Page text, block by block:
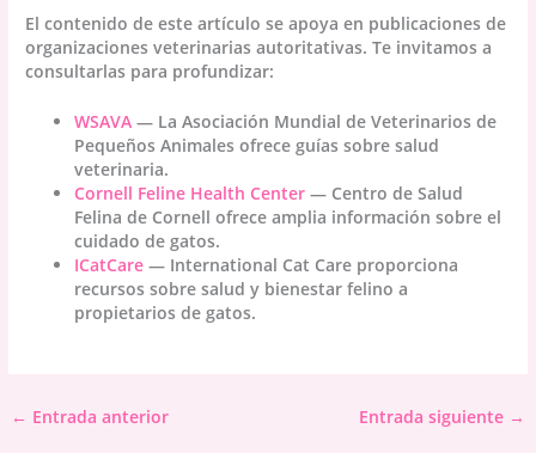
El contenido de este artículo se apoya en publicaciones de
organizaciones veterinarias autoritativas. Te invitamos a
consultarlas para profundizar:
WSAVA — La Asociación Mundial de Veterinarios de
Pequeños Animales ofrece guías sobre salud
veterinaria.
Cornell Feline Health Center — Centro de Salud
Felina de Cornell ofrece amplia información sobre el
cuidado de gatos.
ICatCare — International Cat Care proporciona
recursos sobre salud y bienestar felino a
propietarios de gatos.
← Entrada anterior Entrada siguiente →